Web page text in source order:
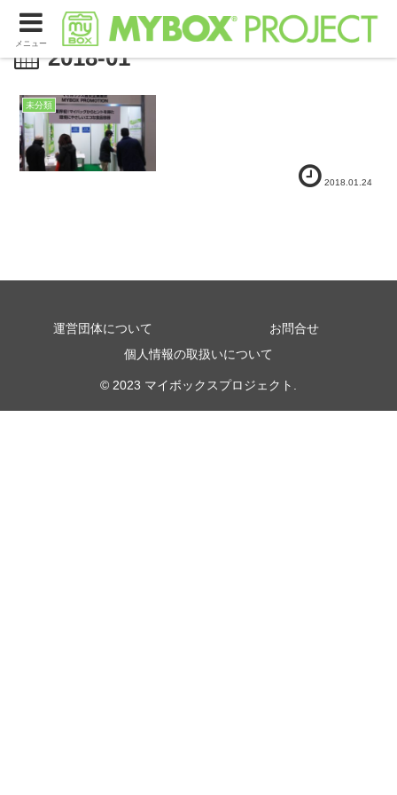
2018-01
未分類
2018.01.24
運営団体について
お問合せ
個人情報の取扱いについて
© 2023 マイボックスプロジェクト.
メニュー